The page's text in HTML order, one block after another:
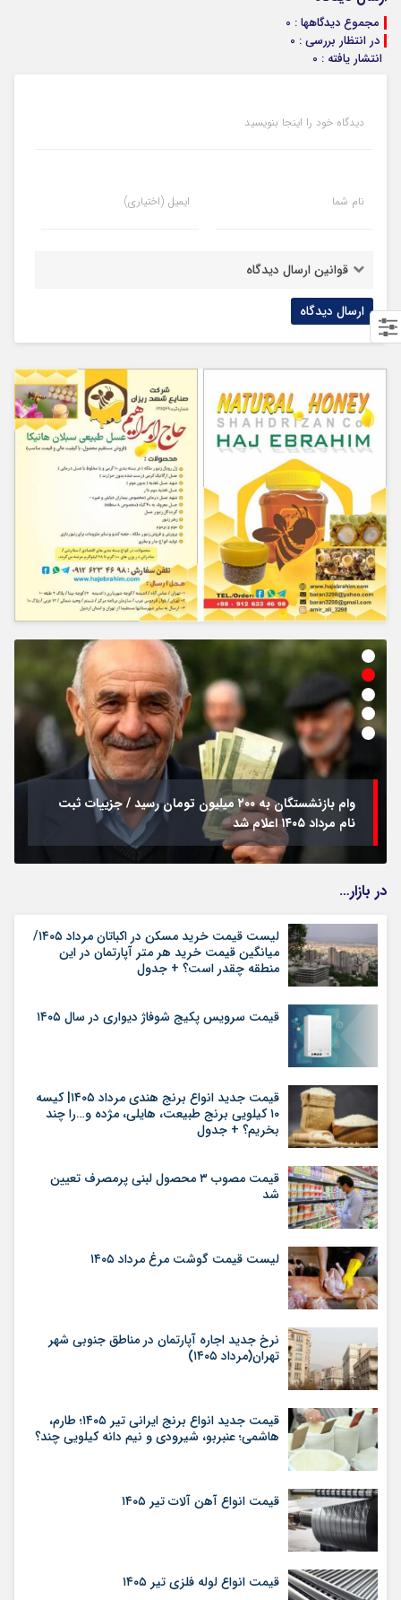
مجموع دیدگاهها : 0
در انتظار بررسی : 0
انتشار یافته : 0
دیدگاه خود را اینجا بنویسید
نام شما ایمیل (اختیاری)
قوانین ارسال دیدگاه
وام بازنشستگان به ۲۰۰ میلیون تومان رسید / جزییات ثبت
نام مرداد ۱۴۰۵ اعلام شد
در بازار…
لیست قیمت خرید مسکن در اکباتان مرداد ۱۴۰۵/
میانگین قیمت خرید هر متر آپارتمان در این
منطقه چقدر است؟ + جدول
قیمت سرویس پکیج شوفاژ دیواری در سال ۱۴۰۵
قیمت جدید انواع برنج هندی مرداد ۱۴۰۵| کیسه
۱۰ کیلویی برنج طبیعت، هایلی، مژده و…را چند
بخریم؟ + جدول
قیمت مصوب ۳ محصول لبنی پرمصرف تعیین
شد
لیست قیمت گوشت مرغ مرداد ۱۴۰۵
نرخ جدید اجاره آپارتمان در مناطق جنوبی شهر
تهران(مرداد ۱۴۰۵)
قیمت جدید انواع برنج ایرانی تیر ۱۴۰۵؛ طارم،
هاشمی؛ عنبربو، شیرودی و نیم دانه کیلویی چند؟
قیمت انواع آهن آلات تیر ۱۴۰۵
قیمت انواع لوله فلزی تیر ۱۴۰۵